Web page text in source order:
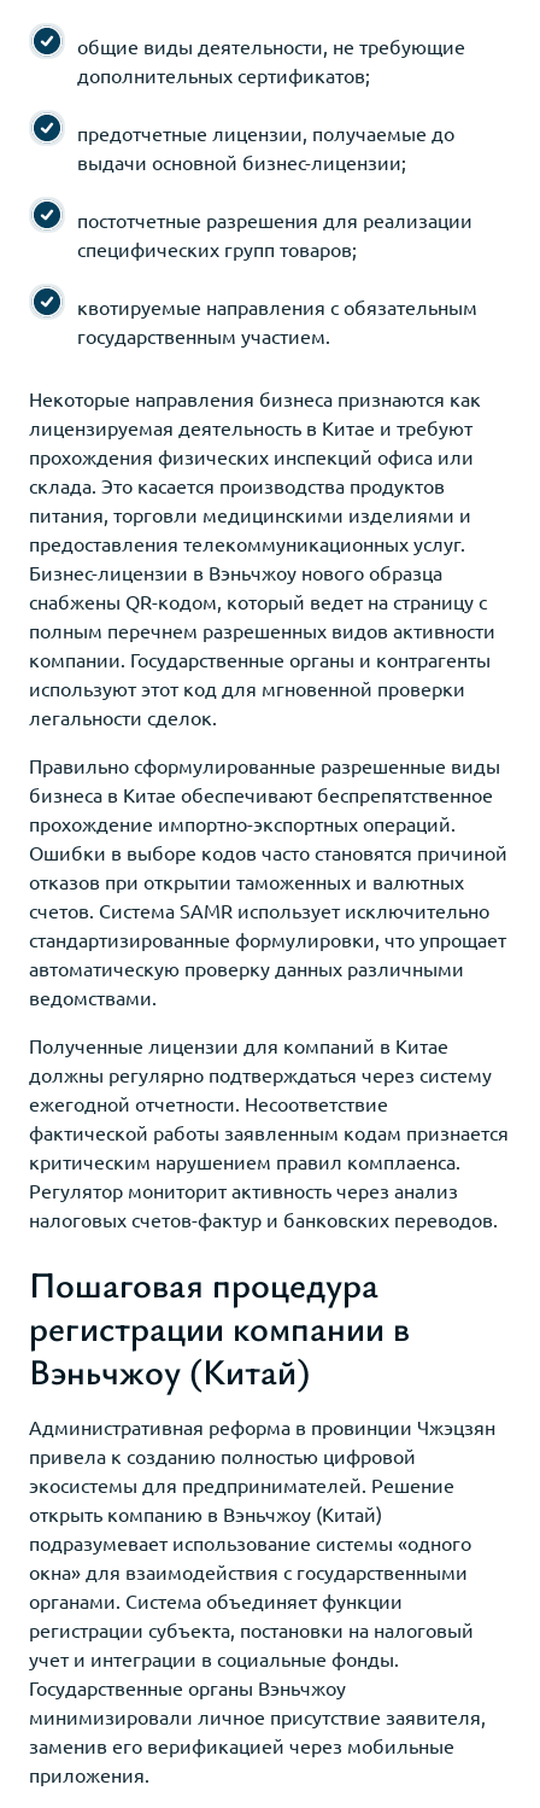
общие виды деятельности, не требующие
дополнительных сертификатов;
предотчетные лицензии, получаемые до
выдачи основной бизнес-лицензии;
постотчетные разрешения для реализации
специфических групп товаров;
квотируемые направления с обязательным
государственным участием.
Некоторые направления бизнеса признаются как
лицензируемая деятельность в Китае и требуют
прохождения физических инспекций офиса или
склада. Это касается производства продуктов
питания, торговли медицинскими изделиями и
предоставления телекоммуникационных услуг.
Бизнес-лицензии в Вэньчжоу нового образца
снабжены QR-кодом, который ведет на страницу с
полным перечнем разрешенных видов активности
компании. Государственные органы и контрагенты
используют этот код для мгновенной проверки
легальности сделок.
Правильно сформулированные разрешенные виды
бизнеса в Китае обеспечивают беспрепятственное
прохождение импортно-экспортных операций.
Ошибки в выборе кодов часто становятся причиной
отказов при открытии таможенных и валютных
счетов. Система SAMR использует исключительно
стандартизированные формулировки, что упрощает
автоматическую проверку данных различными
ведомствами.
Полученные лицензии для компаний в Китае
должны регулярно подтверждаться через систему
ежегодной отчетности. Несоответствие
фактической работы заявленным кодам признается
критическим нарушением правил комплаенса.
Регулятор мониторит активность через анализ
налоговых счетов-фактур и банковских переводов.
Пошаговая процедура
регистрации компании в
Вэньчжоу (Китай)
Административная реформа в провинции Чжэцзян
привела к созданию полностью цифровой
экосистемы для предпринимателей. Решение
открыть компанию в Вэньчжоу (Китай)
подразумевает использование системы «одного
окна» для взаимодействия с государственными
органами. Система объединяет функции
регистрации субъекта, постановки на налоговый
учет и интеграции в социальные фонды.
Государственные органы Вэньчжоу
минимизировали личное присутствие заявителя,
заменив его верификацией через мобильные
приложения.